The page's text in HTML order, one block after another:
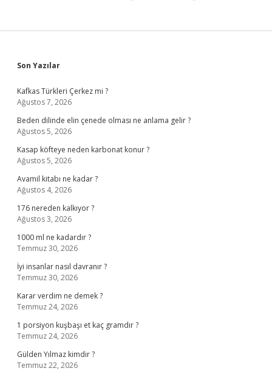
Sidebar
Son Yazılar
Kafkas Türkleri Çerkez mi ?
Ağustos 7, 2026
Beden dilinde elin çenede olması ne anlama gelir ?
Ağustos 5, 2026
Kasap köfteye neden karbonat konur ?
Ağustos 5, 2026
Avamil kitabı ne kadar ?
Ağustos 4, 2026
176 nereden kalkıyor ?
Ağustos 3, 2026
1000 ml ne kadardır ?
Temmuz 30, 2026
İyi insanlar nasıl davranır ?
Temmuz 30, 2026
Karar verdim ne demek ?
Temmuz 24, 2026
1 porsiyon kuşbaşı et kaç gramdır ?
Temmuz 24, 2026
Gülden Yılmaz kimdir ?
Temmuz 22, 2026